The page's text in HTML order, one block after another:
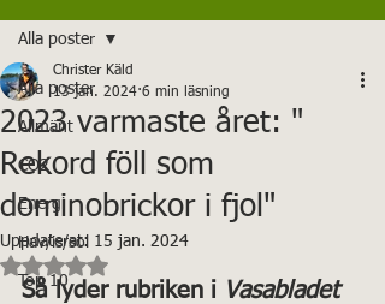
Alla poster
Allmänt
CO2
Energi
Hav/is/sol
Top 10
Alla poster
2023 varmaste året: "
Rekord föll som
dominobrickor i fjol"
Christer Käld
13 jan. 2024 6 min läsning
Uppdaterat: 15 jan. 2024
Betygsatt till NaN av 5 stjärnor.
Så lyder rubriken i Vasabladet